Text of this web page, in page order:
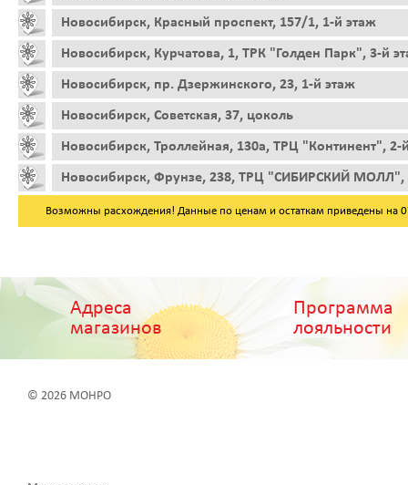
Новосибирск, Красный проспект, 157/1, 1-й этаж
Новосибирск, Курчатова, 1, ТРК "Голден Парк", 3-й
Новосибирск, пр. Дзержинского, 23, 1-й этаж
Новосибирск, Советская, 37, цоколь
Новосибирск, Троллейная, 130а, ТРЦ "Континент", 2-
Новосибирск, Фрунзе, 238, ТРЦ "СИБИРСКИЙ МОЛЛ",
Возможны расхождения! Данные по ценам и остаткам приведены на
Адреса
магазинов
Программа
лояльности
© 2026 МОНРО